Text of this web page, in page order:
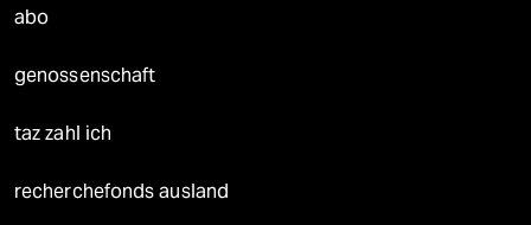
abo
genossenschaft
taz zahl ich
recherchefonds ausland